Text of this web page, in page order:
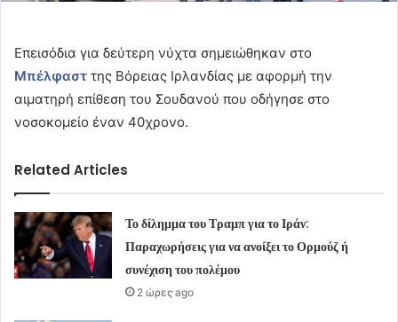
Επεισόδια για δεύτερη νύχτα σημειώθηκαν στο
Μπέλφαστ της Βόρειας Ιρλανδίας με αφορμή την
αιματηρή επίθεση του Σουδανού που οδήγησε στο
νοσοκομείο έναν 40χρονο.
Related Articles
Το δίλημμα του Τραμπ για το Ιράν:
Παραχωρήσεις για να ανοίξει το Ορμούζ ή
συνέχιση του πολέμου
2 ώρες ago